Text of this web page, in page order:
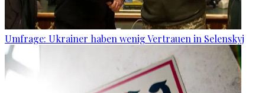
Umfrage: Ukrainer haben wenig Vertrauen in Selenskyj